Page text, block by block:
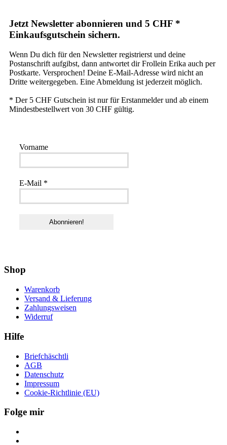
Jetzt Newsletter abonnieren und 5 CHF *
Einkaufsgutschein sichern.
Wenn Du dich für den Newsletter registrierst und deine
Postanschrift aufgibst, dann antwortet dir Frollein Erika auch per
Postkarte. Versprochen! Deine E-Mail-Adresse wird nicht an
Dritte weitergegeben. Eine Abmeldung ist jederzeit möglich.
* Der 5 CHF Gutschein ist nur für Erstanmelder und ab einem
Mindestbestellwert von 30 CHF gültig.
Vorname
E-Mail *
Shop
Warenkorb
Versand & Lieferung
Zahlungsweisen
Widerruf
Hilfe
Briefchäschtli
AGB
Datenschutz
Impressum
Cookie-Richtlinie (EU)
Folge mir